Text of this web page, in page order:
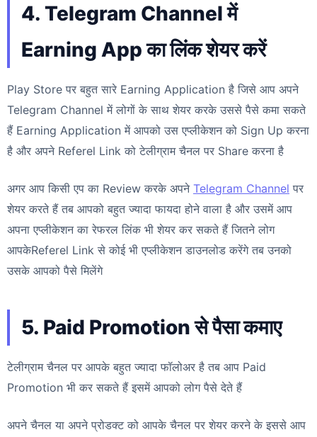
4. Telegram Channel में
Earning App का लिंक शेयर करें
Play Store पर बहुत सारे Earning Application है जिसे आप अपने
Telegram Channel में लोगों के साथ शेयर करके उससे पैसे कमा सकते
हैं Earning Application में आपको उस एप्लीकेशन को Sign Up करना
है और अपने Referel Link को टेलीग्राम चैनल पर Share करना है
अगर आप किसी एप का Review करके अपने Telegram Channel पर
शेयर करते हैं तब आपको बहुत ज्यादा फायदा होने वाला है और उसमें आप
अपना एप्लीकेशन का रेफरल लिंक भी शेयर कर सकते हैं जितने लोग
आपकेReferel Link से कोई भी एप्लीकेशन डाउनलोड करेंगे तब उनको
उसके आपको पैसे मिलेंगे
5. Paid Promotion से पैसा कमाए
टेलीग्राम चैनल पर आपके बहुत ज्यादा फॉलोअर है तब आप Paid
Promotion भी कर सकते हैं इसमें आपको लोग पैसे देते हैं
अपने चैनल या अपने प्रोडक्ट को आपके चैनल पर शेयर करने के इससे आप